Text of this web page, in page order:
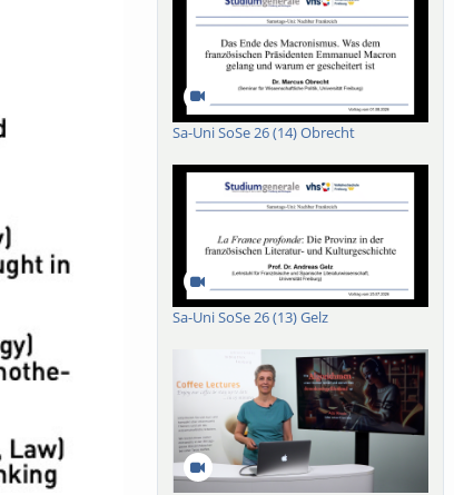
Sa-Uni SoSe 26 (14) Obrecht
Sa-Uni SoSe 26 (13) Gelz